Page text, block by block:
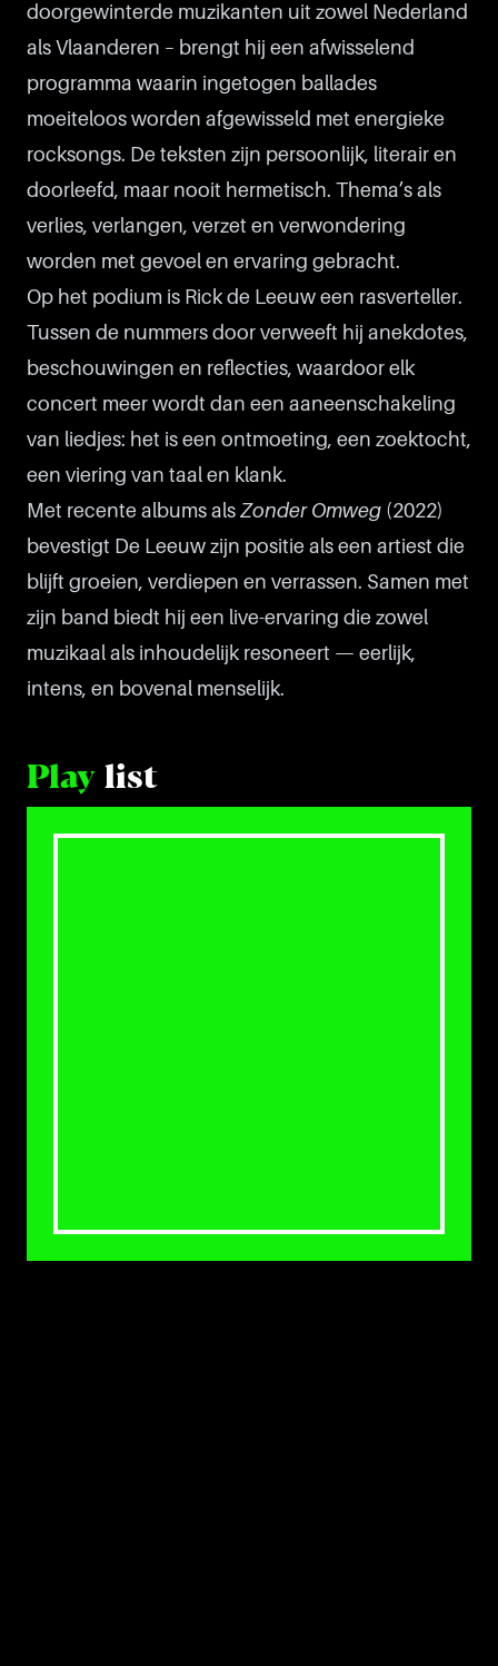
doorgewinterde muzikanten uit zowel Nederland
als Vlaanderen – brengt hij een afwisselend
programma waarin ingetogen ballades
moeiteloos worden afgewisseld met energieke
rocksongs. De teksten zijn persoonlijk, literair en
doorleefd, maar nooit hermetisch. Thema’s als
verlies, verlangen, verzet en verwondering
worden met gevoel en ervaring gebracht.
Op het podium is Rick de Leeuw een rasverteller.
Tussen de nummers door verweeft hij anekdotes,
beschouwingen en reflecties, waardoor elk
concert meer wordt dan een aaneenschakeling
van liedjes: het is een ontmoeting, een zoektocht,
een viering van taal en klank.
Met recente albums als Zonder Omweg (2022)
bevestigt De Leeuw zijn positie als een artiest die
blijft groeien, verdiepen en verrassen. Samen met
zijn band biedt hij een live-ervaring die zowel
muzikaal als inhoudelijk resoneert — eerlijk,
intens, en bovenal menselijk.
Play list